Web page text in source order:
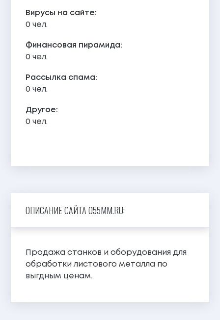
Вирусы на сайте:
0 чел.
Финансовая пирамида:
0 чел.
Рассылка спама:
0 чел.
Другое:
0 чел.
ОПИСАНИЕ САЙТА 055MM.RU:
Продажа станков и оборудования для
обработки листового металла по
выгдным ценам.